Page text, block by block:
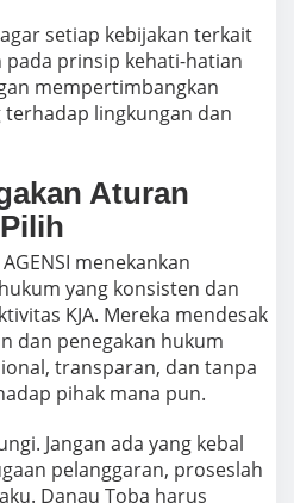
setiap kebijakan terkait
pada prinsip kehati-hatian
mempertimbangkan
lingkungan dan
Aturan
menekankan
yang konsisten dan
KJA. Mereka mendesak
dan penegakan hukum
transparan, dan tanpa
pihak mana pun.
Jangan ada yang kebal
pelanggaran, proseslah
Danau Toba harus